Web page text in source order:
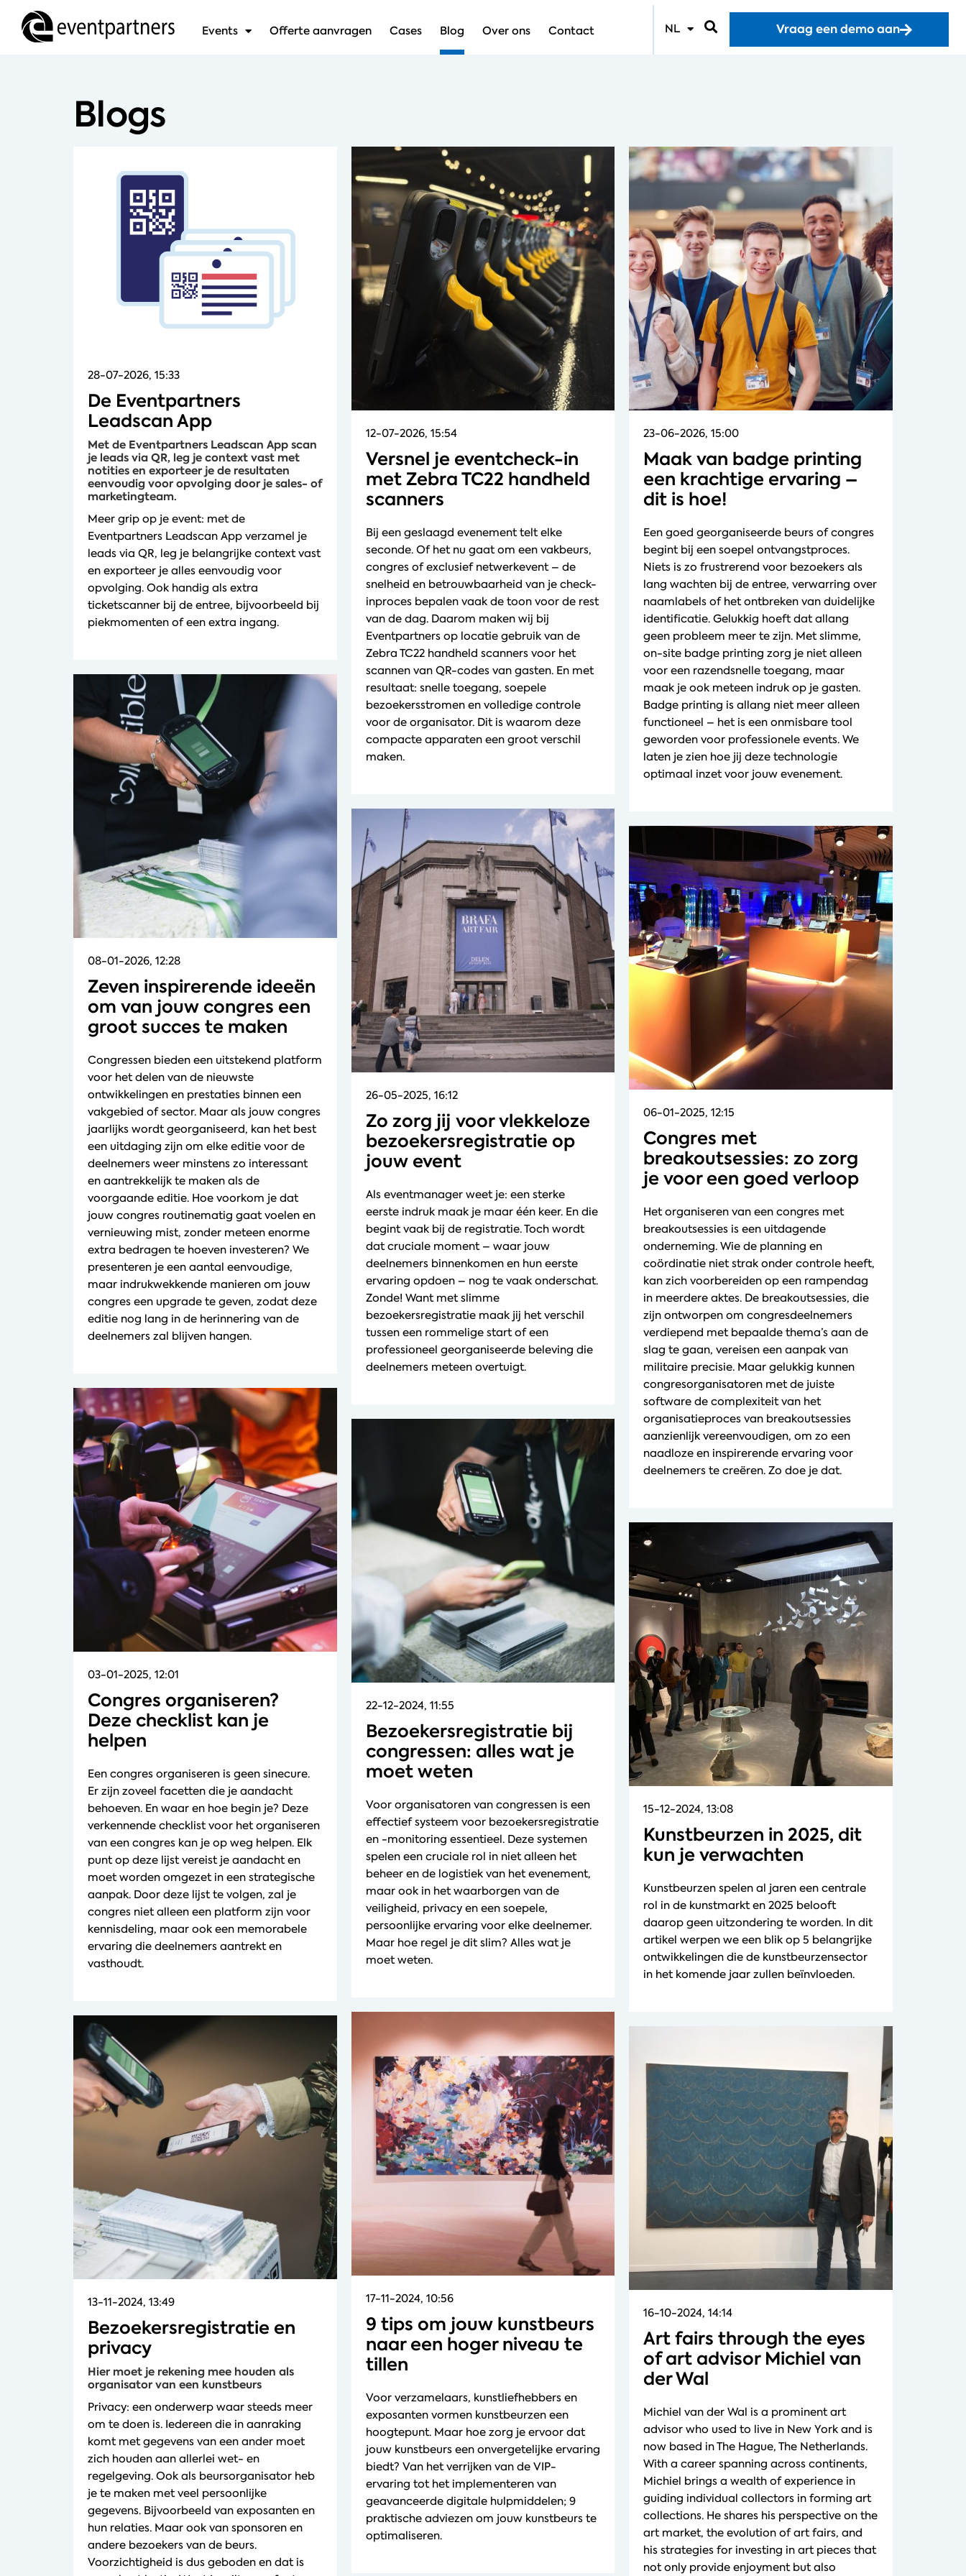
Events Offerte aanvragen Cases Blog Over ons Contact NL Vraag een demo aan
Blogs
28-07-2026, 15:33
De Eventpartners
Leadscan App
Met de Eventpartners Leadscan App scan
je leads via QR, leg je context vast met
notities en exporteer je de resultaten
eenvoudig voor opvolging door je sales- of
marketingteam.
Meer grip op je event: met de
Eventpartners Leadscan App verzamel je
leads via QR, leg je belangrijke context vast
en exporteer je alles eenvoudig voor
opvolging. Ook handig als extra
ticketscanner bij de entree, bijvoorbeeld bij
piekmomenten of een extra ingang.
12-07-2026, 15:54
Versnel je eventcheck-in
met Zebra TC22 handheld
scanners
Bij een geslaagd evenement telt elke
seconde. Of het nu gaat om een vakbeurs,
congres of exclusief netwerkevent – de
snelheid en betrouwbaarheid van je check-
inproces bepalen vaak de toon voor de rest
van de dag. Daarom maken wij bij
Eventpartners op locatie gebruik van de
Zebra TC22 handheld scanners voor het
scannen van QR-codes van gasten. En met
resultaat: snelle toegang, soepele
bezoekersstromen en volledige controle
voor de organisator. Dit is waarom deze
compacte apparaten een groot verschil
maken.
23-06-2026, 15:00
Maak van badge printing
een krachtige ervaring –
dit is hoe!
Een goed georganiseerde beurs of congres
begint bij een soepel ontvangstproces.
Niets is zo frustrerend voor bezoekers als
lang wachten bij de entree, verwarring over
naamlabels of het ontbreken van duidelijke
identificatie. Gelukkig hoeft dat allang
geen probleem meer te zijn. Met slimme,
on-site badge printing zorg je niet alleen
voor een razendsnelle toegang, maar
maak je ook meteen indruk op je gasten.
Badge printing is allang niet meer alleen
functioneel – het is een onmisbare tool
geworden voor professionele events. We
laten je zien hoe jij deze technologie
optimaal inzet voor jouw evenement.
08-01-2026, 12:28
Zeven inspirerende ideeën
om van jouw congres een
groot succes te maken
Congressen bieden een uitstekend platform
voor het delen van de nieuwste
ontwikkelingen en prestaties binnen een
vakgebied of sector. Maar als jouw congres
jaarlijks wordt georganiseerd, kan het best
een uitdaging zijn om elke editie voor de
deelnemers weer minstens zo interessant
en aantrekkelijk te maken als de
voorgaande editie. Hoe voorkom je dat
jouw congres routinematig gaat voelen en
vernieuwing mist, zonder meteen enorme
extra bedragen te hoeven investeren? We
presenteren je een aantal eenvoudige,
maar indrukwekkende manieren om jouw
congres een upgrade te geven, zodat deze
editie nog lang in de herinnering van de
deelnemers zal blijven hangen.
26-05-2025, 16:12
Zo zorg jij voor vlekkeloze
bezoekersregistratie op
jouw event
Als eventmanager weet je: een sterke
eerste indruk maak je maar één keer. En die
begint vaak bij de registratie. Toch wordt
dat cruciale moment – waar jouw
deelnemers binnenkomen en hun eerste
ervaring opdoen – nog te vaak onderschat.
Zonde! Want met slimme
bezoekersregistratie maak jij het verschil
tussen een rommelige start of een
professioneel georganiseerde beleving die
deelnemers meteen overtuigt.
06-01-2025, 12:15
Congres met
breakoutsessies: zo zorg
je voor een goed verloop
Het organiseren van een congres met
breakoutsessies is een uitdagende
onderneming. Wie de planning en
coördinatie niet strak onder controle heeft,
kan zich voorbereiden op een rampendag
in meerdere aktes. De breakoutsessies, die
zijn ontworpen om congresdeelnemers
verdiepend met bepaalde thema’s aan de
slag te gaan, vereisen een aanpak van
militaire precisie. Maar gelukkig kunnen
congresorganisatoren met de juiste
software de complexiteit van het
organisatieproces van breakoutsessies
aanzienlijk vereenvoudigen, om zo een
naadloze en inspirerende ervaring voor
deelnemers te creëren. Zo doe je dat.
03-01-2025, 12:01
Congres organiseren?
Deze checklist kan je
helpen
Een congres organiseren is geen sinecure.
Er zijn zoveel facetten die je aandacht
behoeven. En waar en hoe begin je? Deze
verkennende checklist voor het organiseren
van een congres kan je op weg helpen. Elk
punt op deze lijst vereist je aandacht en
moet worden omgezet in een strategische
aanpak. Door deze lijst te volgen, zal je
congres niet alleen een platform zijn voor
kennisdeling, maar ook een memorabele
ervaring die deelnemers aantrekt en
vasthoudt.
22-12-2024, 11:55
Bezoekersregistratie bij
congressen: alles wat je
moet weten
Voor organisatoren van congressen is een
effectief systeem voor bezoekersregistratie
en -monitoring essentieel. Deze systemen
spelen een cruciale rol in niet alleen het
beheer en de logistiek van het evenement,
maar ook in het waarborgen van de
veiligheid, privacy en een soepele,
persoonlijke ervaring voor elke deelnemer.
Maar hoe regel je dit slim? Alles wat je
moet weten.
15-12-2024, 13:08
Kunstbeurzen in 2025, dit
kun je verwachten
Kunstbeurzen spelen al jaren een centrale
rol in de kunstmarkt en 2025 belooft
daarop geen uitzondering te worden. In dit
artikel werpen we een blik op 5 belangrijke
ontwikkelingen die de kunstbeurzensector
in het komende jaar zullen beïnvloeden.
17-11-2024, 10:56
9 tips om jouw kunstbeurs
naar een hoger niveau te
tillen
Voor verzamelaars, kunstliefhebbers en
exposanten vormen kunstbeurzen een
hoogtepunt. Maar hoe zorg je ervoor dat
jouw kunstbeurs een onvergetelijke ervaring
biedt? Van het verrijken van de VIP-
ervaring tot het implementeren van
geavanceerde digitale hulpmiddelen; 9
praktische adviezen om jouw kunstbeurs te
optimaliseren.
13-11-2024, 13:49
Bezoekersregistratie en
privacy
Hier moet je rekening mee houden als
organisator van een kunstbeurs
Privacy: een onderwerp waar steeds meer
om te doen is. Iedereen die in aanraking
komt met gegevens van een ander moet
zich houden aan allerlei wet- en
regelgeving. Ook als beursorganisator heb
je te maken met veel persoonlijke
gegevens. Bijvoorbeeld van exposanten en
hun relaties. Maar ook van sponsoren en
andere bezoekers van de beurs.
Voorzichtigheid is dus geboden en dat is
16-10-2024, 14:14
Art fairs through the eyes
of art advisor Michiel van
der Wal
Michiel van der Wal is a prominent art
advisor who used to live in New York and is
now based in The Hague, The Netherlands.
With a career spanning across continents,
Michiel brings a wealth of experience in
guiding individual collectors in forming art
collections. He shares his perspective on the
art market, the evolution of art fairs, and
his strategies for investing in art pieces that
not only provide enjoyment but also